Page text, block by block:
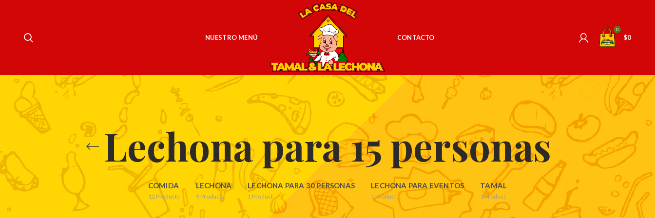
NUESTRO MENÚ CONTACTO
0
$0
Lechona para 15 personas
COMIDA
12 Products
LECHONA
9 Products
LECHONA PARA 30 PERSONAS
1 Product
LECHONA PARA EVENTOS
1Product
TAMAL
1Product